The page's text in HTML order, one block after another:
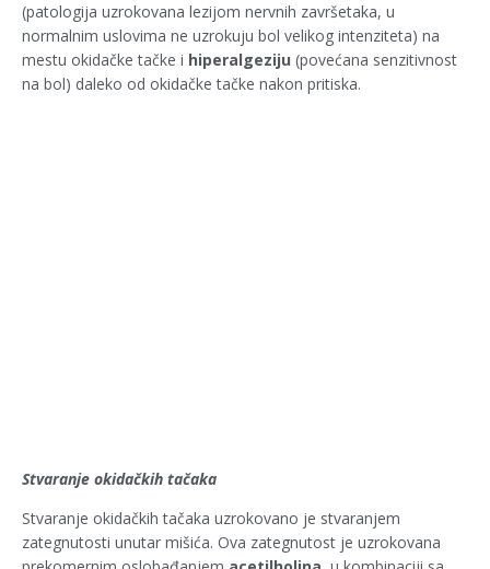
(patologija uzrokovana lezijom nervnih završetaka, u
normalnim uslovima ne uzrokuju bol velikog intenziteta) na
mestu okidačke tačke i hiperalgeziju (povećana senzitivnost
na bol) daleko od okidačke tačke nakon pritiska.
Stvaranje okidačkih tačaka
Stvaranje okidačkih tačaka uzrokovano je stvaranjem
zategnutosti unutar mišića. Ova zategnutost je uzrokovana